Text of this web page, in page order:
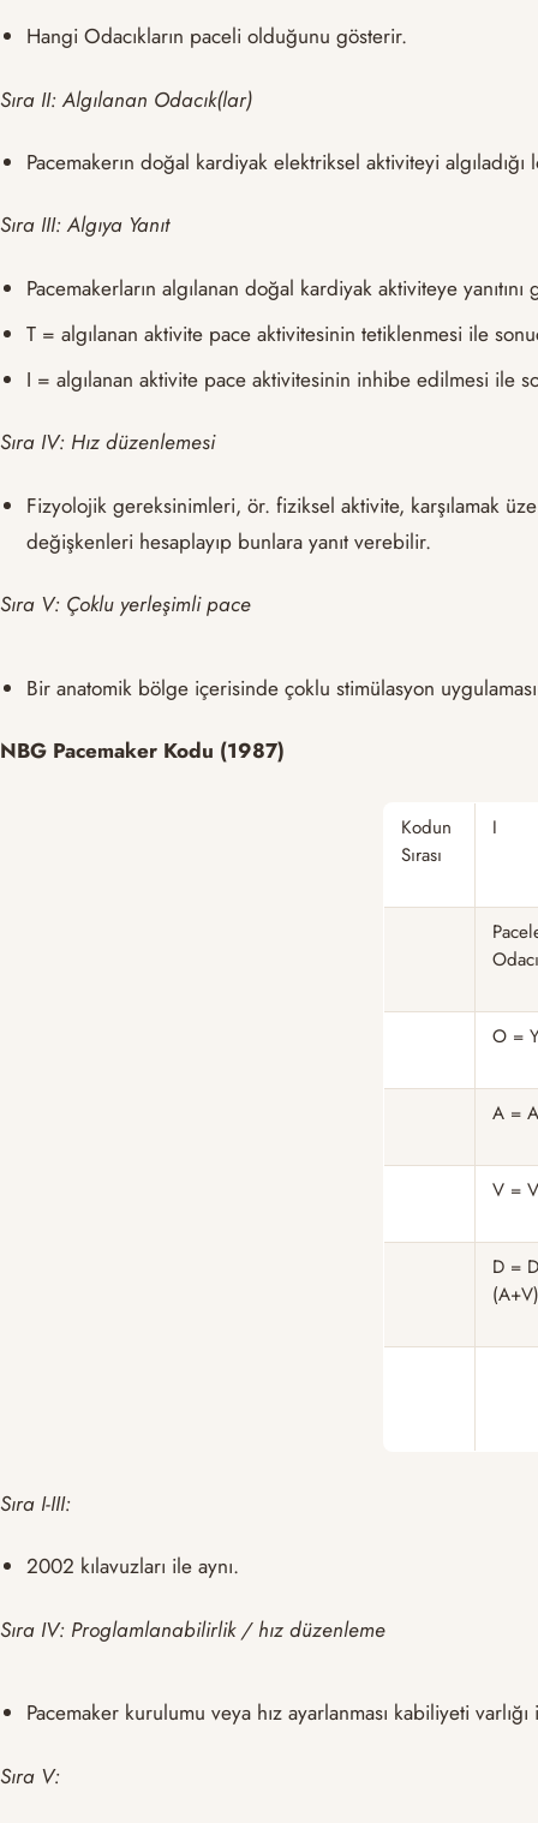
Hangi Odacıkların paceli olduğunu gösterir.
Sıra II: Algılanan Odacık(lar)
Pacemakerın doğal kardiyak elektriksel aktiviteyi
Sıra III: Algıya Yanıt
Pacemakerların algılanan doğal kardiyak aktiviteye yanıtını
T = algılanan aktivite pace aktivitesinin tetiklenmesi ile
I = algılanan aktivite pace aktivitesinin inhibe edilmesi ile
Sıra IV: Hız düzenlemesi
Fizyolojik gereksinimleri, ör. fiziksel aktivite, karşılamak
değişkenleri hesaplayıp bunlara yanıt verebilir.
Sıra V: Çoklu yerleşimli pace
Bir anatomik bölge içerisinde çoklu stimülasyon
NBG Pacemaker Kodu (1987)
Kodun
Sırası
I
O =
A =
V =
D =
Sıra I-III:
2002 kılavuzları ile aynı.
Sıra IV: Proglamlanabilirlik / hız düzenleme
Pacemaker kurulumu veya hız ayarlanması kabiliyeti
Sıra V: